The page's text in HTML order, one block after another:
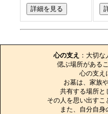
詳細を見る
心の支え ：大切な
偲ぶ場所がある
心の支え
お墓は、家族
共有する場所と
その人を思い出すこ
また、自分自身